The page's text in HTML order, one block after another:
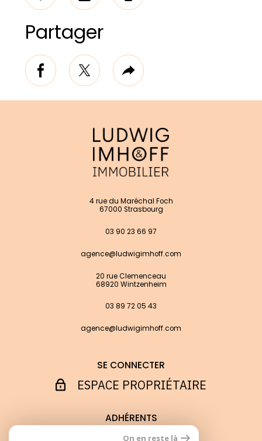
Partager
facebooktwitterPlus
de
partage
03 90 23 66 97
agence@ludwigimhoff.com
4 rue du Maréchal Foch
67000 Strasbourg
03 89 72 05 43
agence@ludwigimhoff.com
20 rue Clemenceau
68920 Wintzenheim
SE CONNECTER
ESPACE PROPRIÉTAIRE
ADHÉRENTS
On en reste là